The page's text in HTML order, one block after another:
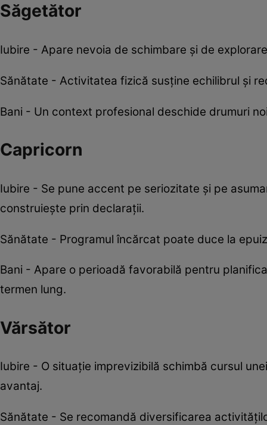
Săgetător
Iubire - Apare nevoia de schimbare și de
Sănătate - Activitatea fizică susține echilibrul și
Bani - Un context profesional deschide drumuri
Capricorn
Iubire - Se pune accent pe seriozitate și pe
construiește prin declarații.
Sănătate - Programul încărcat poate duce la
Bani - Apare o perioadă favorabilă pentru
termen lung.
Vărsător
Iubire - O situație imprevizibilă schimbă cursul
avantaj.
Sănătate - Se recomandă diversificarea